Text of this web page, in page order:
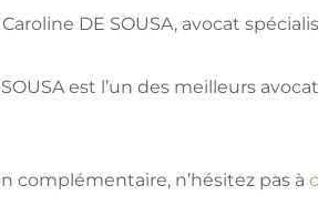
DE SOUSA, avocat
est l’un des meilleurs
complémentaire, n’hésitez pas à